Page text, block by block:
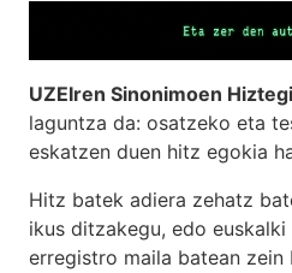
UZEIren Sinonimoen
laguntza da: osatzeko eta
eskatzen duen hitz egokia
Hitz batek adiera zehatz
ikus ditzakegu, edo
erregistro maila batean zein